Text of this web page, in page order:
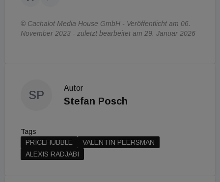
© Cachalot Media House GmbH - Veröffentlicht am 06.
November 2023 - zuletzt bearbeitet am 29. Januar 2026
SP
Autor
Stefan Posch
Tags
PRICEHUBBLE
VALENTIN PEERSMAN
ALEXIS RADJABI